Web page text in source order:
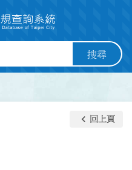
搜尋
keyboard_arrow_left 回上頁